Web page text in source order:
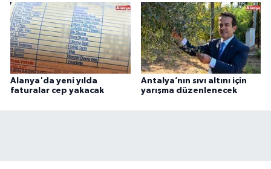
Alanya'da yeni yılda
faturalar cep yakacak
Antalya’nın sıvı altını için
yarışma düzenlenecek